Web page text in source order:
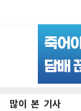
많이 본 기사